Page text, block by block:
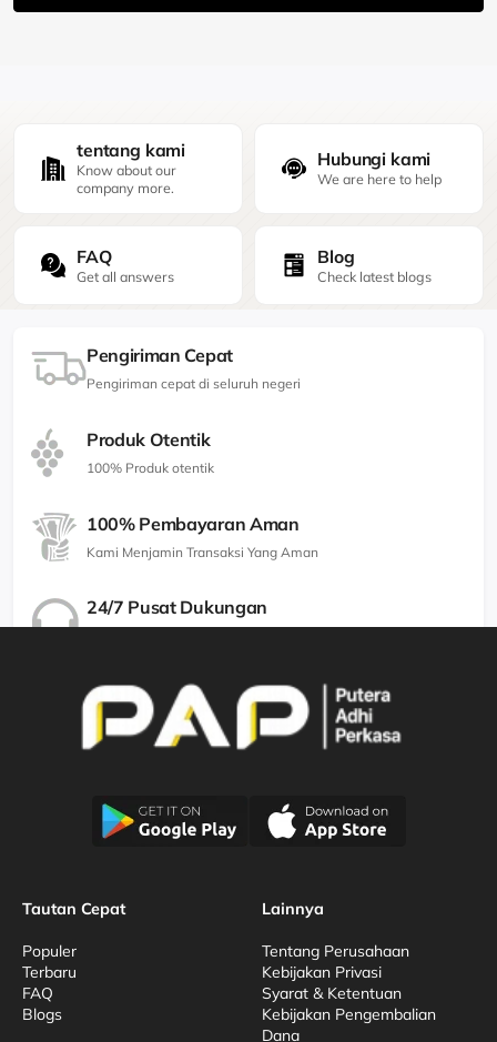
tentang kami
Know about our
company more.
Hubungi kami
We are here to help
FAQ
Get all answers
Blog
Check latest blogs
Pengiriman Cepat
Pengiriman cepat di seluruh negeri
Produk Otentik
100% Produk otentik
100% Pembayaran Aman
Kami Menjamin Transaksi Yang Aman
24/7 Pusat Dukungan
Tautan Cepat
Populer
Terbaru
FAQ
Blogs
Lainnya
Tentang Perusahaan
Kebijakan Privasi
Syarat & Ketentuan
Kebijakan Pengembalian
Dana